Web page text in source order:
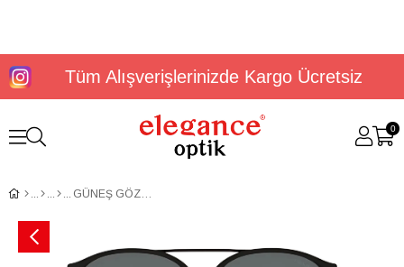
Tüm Alışverişlerinizde Kargo Ücretsiz
0
GÜNEŞ GÖZLÜĞÜ PRADA PR51WS5907F731